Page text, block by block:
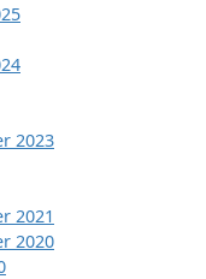
2023
2021
2020